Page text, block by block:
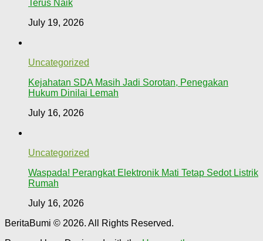
Terus Naik
July 19, 2026
Uncategorized
Kejahatan SDA Masih Jadi Sorotan, Penegakan
Hukum Dinilai Lemah
July 16, 2026
Uncategorized
Waspada! Perangkat Elektronik Mati Tetap Sedot Listrik
Rumah
July 16, 2026
BeritaBumi © 2026. All Rights Reserved.